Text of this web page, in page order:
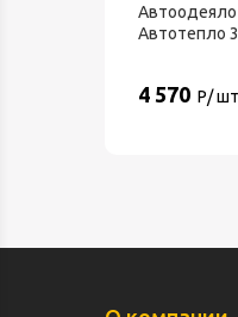
Автотепло
4 570 Р/